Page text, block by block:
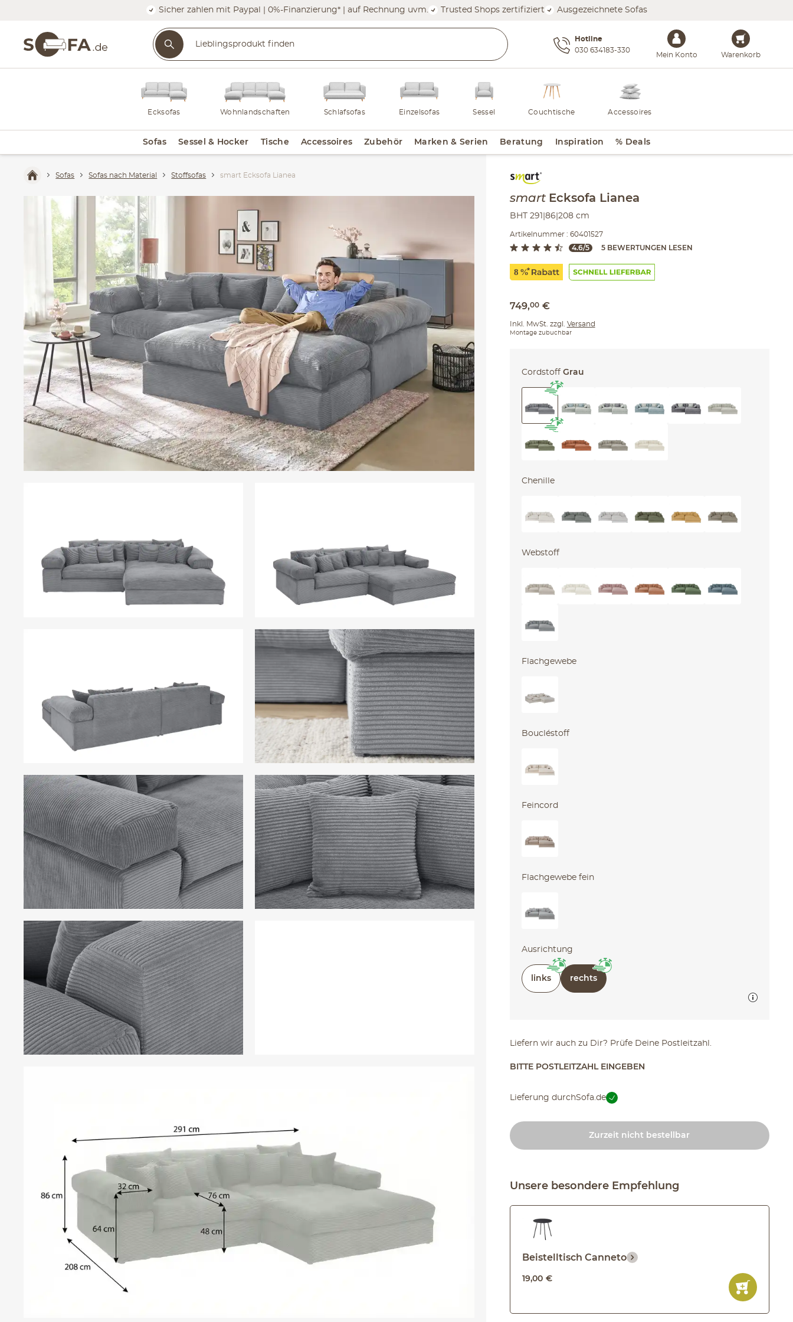
Sicher zahlen mit Paypal | 0%-Finanzierung* | auf Rechnung uvm. Trusted Shops zertifiziert Ausgezeichnete Sofas
Hotline
030 634183-330
Mein Konto Warenkorb
Ecksofas Wohnlandschaften Schlafsofas Einzelsofas Sessel Couchtische Accessoires
Sofas Sessel & Hocker Tische Accessoires Zubehör Marken & Serien Beratung Inspiration % Deals
Sofas Sofas nach Material Stoffsofas smart Ecksofa Lianea Inhalt der Seitenleiste überspringen - Zum Seitenende
smart Ecksofa Lianea
BHT 291|86|208 cm
Artikelnummer : 60401527
4.6/5
5 BEWERTUNGEN LESEN
749,00 €
Inkl. MwSt. zzgl. Versand
Montage zubuchbar
Cordstoff Grau
Chenille
Webstoff
Flachgewebe
Boucléstoff
Feincord
Flachgewebe fein
Ausrichtung
links rechts
Liefern wir auch zu Dir? Prüfe Deine Postleitzahl.
BITTE POSTLEITZAHL EINGEBEN
Lieferung durchSofa.de
Zurzeit nicht bestellbar
Unsere besondere Empfehlung
Beistelltisch Canneto
19,00 €